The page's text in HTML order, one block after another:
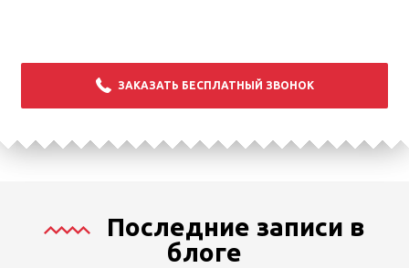
ЗАКАЗАТЬ БЕСПЛАТНЫЙ ЗВОНОК
Последние записи в
блоге